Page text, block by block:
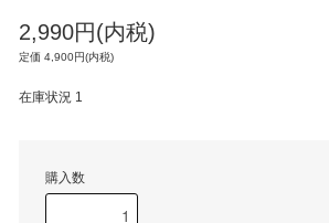
2,990円(内税)
定価 4,900円(内税)
在庫状況 1
購入数